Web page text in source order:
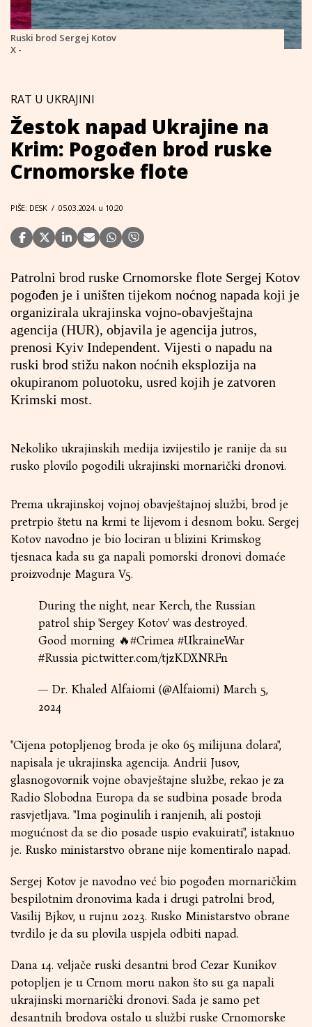
Ruski brod Sergej Kotov
X -
RAT U UKRAJINI
Žestok napad Ukrajine na
Krim: Pogođen brod ruske
Crnomorske flote
PIŠE: DESK / 05.03.2024. u 10:20
Patrolni brod ruske Crnomorske flote Sergej Kotov
pogođen je i uništen tijekom noćnog napada koji je
organizirala ukrajinska vojno-obavještajna
agencija (HUR), objavila je agencija jutros,
prenosi Kyiv Independent. Vijesti o napadu na
ruski brod stižu nakon noćnih eksplozija na
okupiranom poluotoku, usred kojih je zatvoren
Krimski most.
Nekoliko ukrajinskih medija izvijestilo je ranije da su
rusko plovilo pogodili ukrajinski mornarički dronovi.
Prema ukrajinskoj vojnoj obavještajnoj službi, brod je
pretrpio štetu na krmi te lijevom i desnom boku. Sergej
Kotov navodno je bio lociran u blizini Krimskog
tjesnaca kada su ga napali pomorski dronovi domaće
proizvodnje Magura V5.
During the night, near Kerch, the Russian
patrol ship 'Sergey Kotov' was destroyed.
Good morning 🔥#Crimea #UkraineWar
#Russia pic.twitter.com/tjzKDXNRFn
— Dr. Khaled Alfaiomi (@Alfaiomi) March 5,
2024
"Cijena potopljenog broda je oko 65 milijuna dolara",
napisala je ukrajinska agencija. Andrii Jusov,
glasnogovornik vojne obavještajne službe, rekao je za
Radio Slobodna Europa da se sudbina posade broda
rasvjetljava. "Ima poginulih i ranjenih, ali postoji
mogućnost da se dio posade uspio evakuirati", istaknuo
je. Rusko ministarstvo obrane nije komentiralo napad.
Sergej Kotov je navodno već bio pogođen mornaričkim
bespilotnim dronovima kada i drugi patrolni brod,
Vasilij Bjkov, u rujnu 2023. Rusko Ministarstvo obrane
tvrdilo je da su plovila uspjela odbiti napad.
Dana 14. veljače ruski desantni brod Cezar Kunikov
potopljen je u Crnom moru nakon što su ga napali
ukrajinski mornarički dronovi. Sada je samo pet
desantnih brodova ostalo u službi ruske Crnomorske